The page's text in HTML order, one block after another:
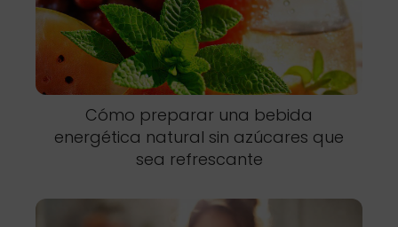
Cómo preparar una bebida
energética natural sin azúcares que
sea refrescante